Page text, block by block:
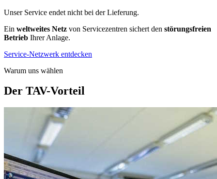
Unser Service endet nicht bei der Lieferung.
Ein weltweites Netz von Servicezentren sichert den störungsfreien
Betrieb Ihrer Anlage.
Service-Netzwerk entdecken
Warum uns wählen
Der TAV-Vorteil